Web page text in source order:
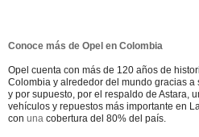
Conoce más de Opel en Colombia
Opel cuenta con más de 120 años de
Colombia y alrededor del mundo gracias
y por supuesto, por el respaldo de Astara,
vehículos y repuestos más importante en
con una cobertura del 80% del país.